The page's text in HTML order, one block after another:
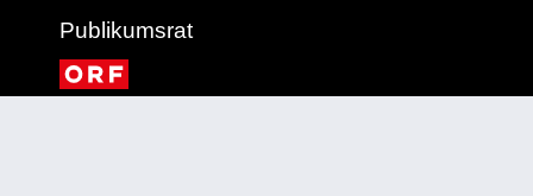
Publikumsrat